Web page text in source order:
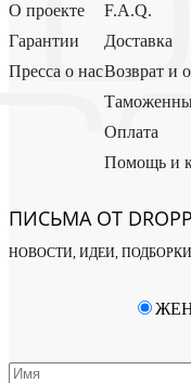
О проекте
Гарантии
Пресса о нас
F.A.Q.
Доставка
Возврат и
Оплата
Помощь и
ПИСЬМА ОТ
НОВОСТИ, ИДЕИ,